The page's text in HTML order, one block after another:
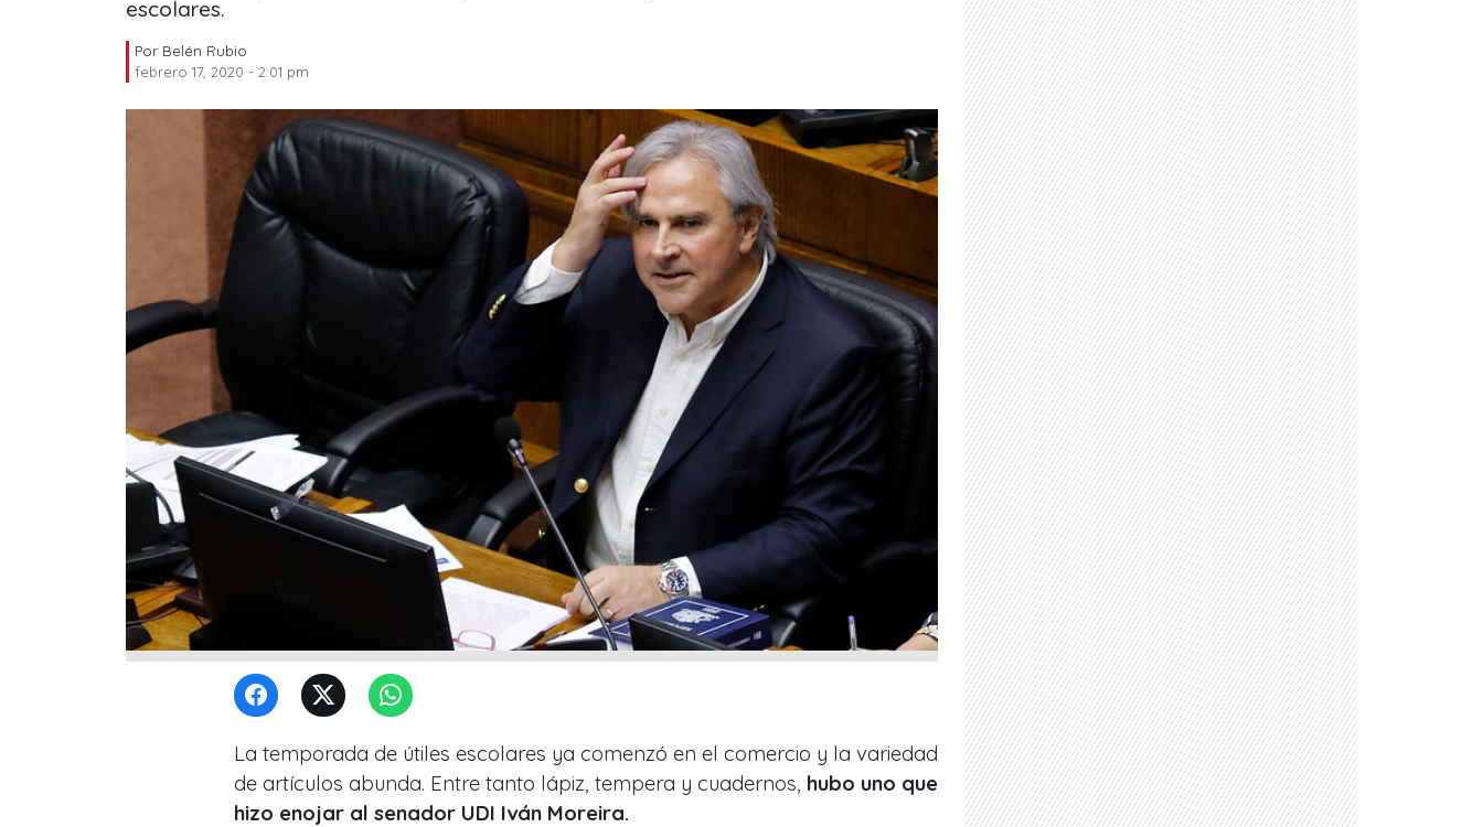
escolares.
Por Belén Rubio
febrero 17, 2020 - 2:01 pm
La temporada de útiles escolares ya comenzó en el comercio y la variedad
de artículos abunda. Entre tanto lápiz, tempera y cuadernos, hubo uno que
hizo enojar al senador UDI Iván Moreira.